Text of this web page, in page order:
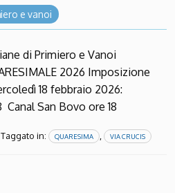
e vanoi
di Primiero e Vanoi
2026 Imposizione
18 febbraio 2026:
Canal San Bovo ore 18
Taggato in: QUARESIMA , VIA CRUCIS